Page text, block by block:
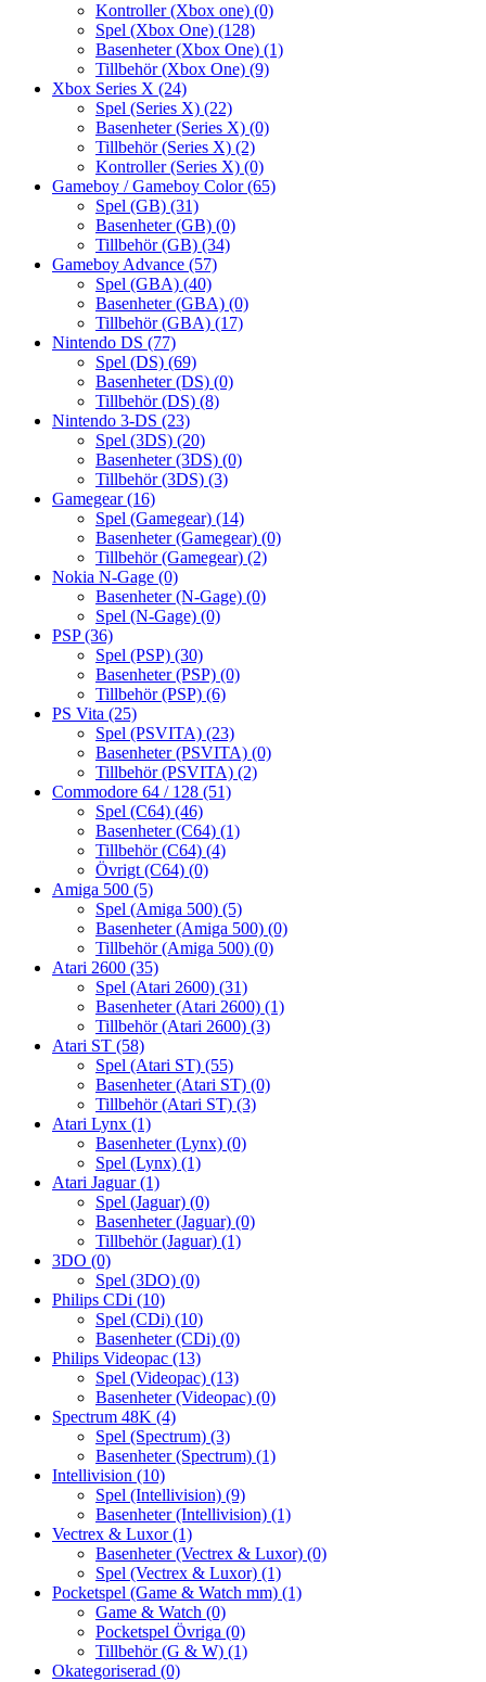
Kontroller (Xbox one) (0)
Spel (Xbox One) (128)
Basenheter (Xbox One) (1)
Tillbehör (Xbox One) (9)
Xbox Series X (24)
Spel (Series X) (22)
Basenheter (Series X) (0)
Tillbehör (Series X) (2)
Kontroller (Series X) (0)
Gameboy / Gameboy Color(65)
Spel (GB) (31)
Basenheter (GB) (0)
Tillbehör (GB) (34)
Gameboy Advance (57)
Spel (GBA) (40)
Basenheter (GBA) (0)
Tillbehör (GBA) (17)
Nintendo DS (77)
Spel (DS) (69)
Basenheter (DS) (0)
Tillbehör (DS) (8)
Nintendo 3-DS (23)
Spel (3DS) (20)
Basenheter (3DS) (0)
Tillbehör (3DS) (3)
Gamegear(16)
Spel (Gamegear) (14)
Basenheter (Gamegear) (0)
Tillbehör (Gamegear) (2)
Nokia N-Gage (0)
Basenheter (N-Gage) (0)
Spel (N-Gage) (0)
PSP(36)
Spel (PSP) (30)
Basenheter (PSP) (0)
Tillbehör (PSP) (6)
PS Vita (25)
Spel (PSVITA) (23)
Basenheter (PSVITA) (0)
Tillbehör (PSVITA) (2)
Commodore 64 / 128 (51)
Spel (C64) (46)
Basenheter (C64) (1)
Tillbehör (C64) (4)
Övrigt (C64) (0)
Amiga 500 (5)
Spel (Amiga 500) (5)
Basenheter (Amiga 500) (0)
Tillbehör (Amiga 500) (0)
Atari 2600 (35)
Spel (Atari 2600) (31)
Basenheter (Atari 2600) (1)
Tillbehör (Atari 2600) (3)
Atari ST (58)
Spel (Atari ST) (55)
Basenheter (Atari ST) (0)
Tillbehör (Atari ST) (3)
Atari Lynx (1)
Basenheter (Lynx) (0)
Spel (Lynx) (1)
Atari Jaguar(1)
Spel (Jaguar) (0)
Basenheter (Jaguar) (0)
Tillbehör (Jaguar) (1)
3DO (0)
Spel (3DO) (0)
Philips CDi (10)
Spel (CDi) (10)
Basenheter (CDi) (0)
Philips Videopac (13)
Spel (Videopac) (13)
Basenheter (Videopac) (0)
Spectrum 48K (4)
Spel (Spectrum) (3)
Basenheter (Spectrum) (1)
Intellivision (10)
Spel (Intellivision) (9)
Basenheter (Intellivision) (1)
Vectrex & Luxor(1)
Basenheter (Vectrex & Luxor) (0)
Spel (Vectrex & Luxor) (1)
Pocketspel (Game & Watch mm) (1)
Game & Watch (0)
Pocketspel Övriga (0)
Tillbehör (G & W) (1)
Okategoriserad (0)